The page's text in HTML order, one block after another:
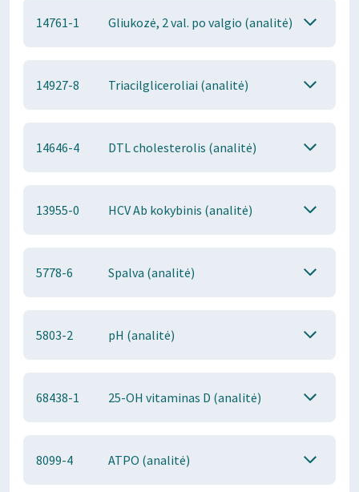
14761-1 Gliukozė, 2 val. po valgio (analitė)
14927-8 Triacilgliceroliai (analitė)
14646-4 DTL cholesterolis (analitė)
13955-0 HCV Ab kokybinis (analitė)
5778-6 Spalva (analitė)
5803-2 pH (analitė)
68438-1 25-OH vitaminas D (analitė)
8099-4 ATPO (analitė)